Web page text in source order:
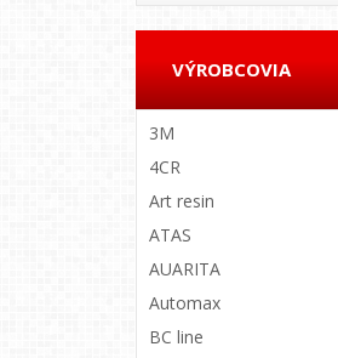
VÝROBCOVIA
3M
4CR
Art resin
ATAS
AUARITA
Automax
BC line